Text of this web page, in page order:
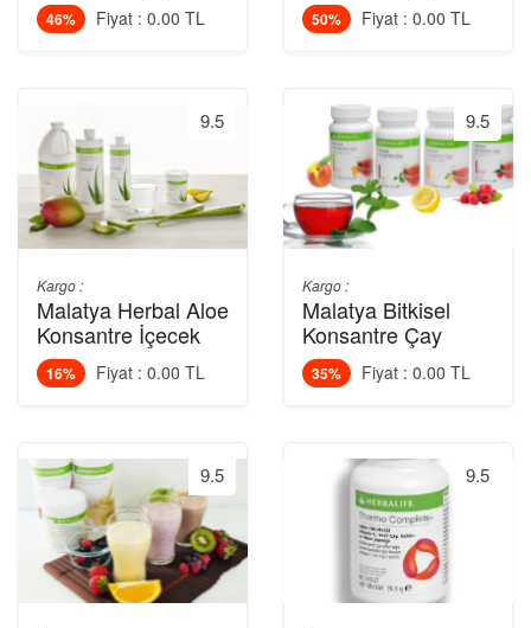
46% Fiyat : 0.00 TL
9.5
Kargo :
Malatya Herbal Aloe
Konsantre İçecek
16% Fiyat : 0.00 TL
9.5
50% Fiyat : 0.00 TL
9.5
Kargo :
Malatya Bitkisel
Konsantre Çay
35% Fiyat : 0.00 TL
9.5